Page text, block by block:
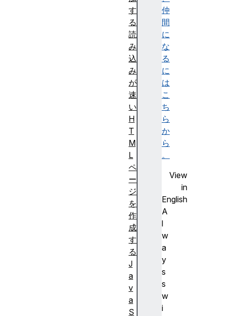
仲
間
に
な
る
に
は
こ
ち
ら
か
ら
。
View
in
English
A
l
w
a
y
s
s
w
i
す
る
読
み
込
み
が
速
い
H
T
M
L
ペ
ー
ジ
を
作
成
す
る
J
a
v
a
S